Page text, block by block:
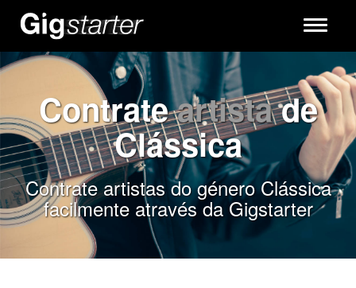
Toggle
Contrateartistade
Clássica
Contrate artistas do género Clássica
facilmente através da Gigstarter